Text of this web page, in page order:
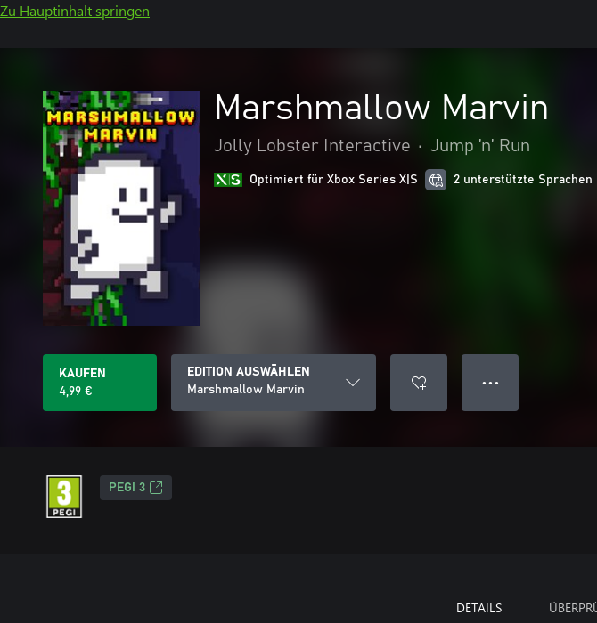
Zu Hauptinhalt springen
Marshmallow Marvin
Jolly Lobster Interactive • Jump ’n’ Run
Optimiert für Xbox Series X|S 2 unterstützte Sprachen
KAUFEN
4,99 €
EDITION AUSWÄHLEN
Marshmallow Marvin
● ● ●
PEGI 3
DETAILS